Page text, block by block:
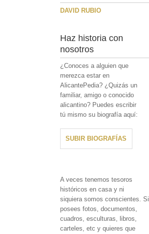
DAVID RUBIO
Haz historia con
nosotros
¿Conoces a alguien que
merezca estar en
AlicantePedia? ¿Quizás un
familiar, amigo o conocido
alicantino? Puedes escribir
tú mismo su biografía aquí:
SUBIR BIOGRAFÍAS
A veces tenemos tesoros
históricos en casa y ni
siquiera somos conscientes. Si
posees fotos, documentos,
cuadros, esculturas, libros,
carteles, etc y quieres que